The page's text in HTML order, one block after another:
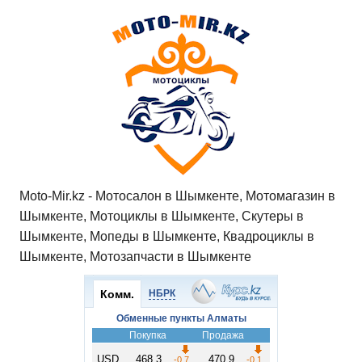
Moto-Mir.kz - Мотосалон в Шымкенте, Мотомагазин в
Шымкенте, Мотоциклы в Шымкенте, Скутеры в
Шымкенте, Мопеды в Шымкенте, Квадроциклы в
Шымкенте, Мотозапчасти в Шымкенте